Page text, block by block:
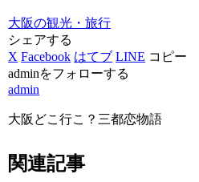
大阪の観光・旅行
シェアする
X Facebook はてブ LINE コピー
adminをフォローする
admin
大阪どこ行こ？三都恋物語
関連記事